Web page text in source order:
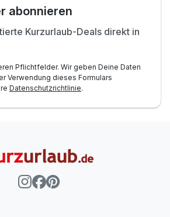
abonnieren
Kurzurlaub-Deals direkt in
Pflichtfelder. Wir geben Deine Daten
Verwendung dieses Formulars
Datenschutzrichtlinie.